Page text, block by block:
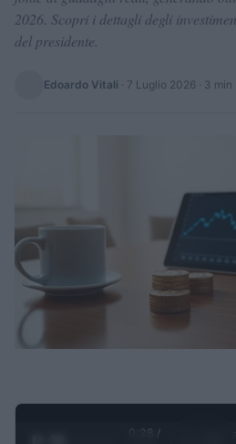
2026. Scopri i dettagli degli
del presidente.
Edoardo Vitali · 7 Luglio 2026 · 3 min
0:29 /